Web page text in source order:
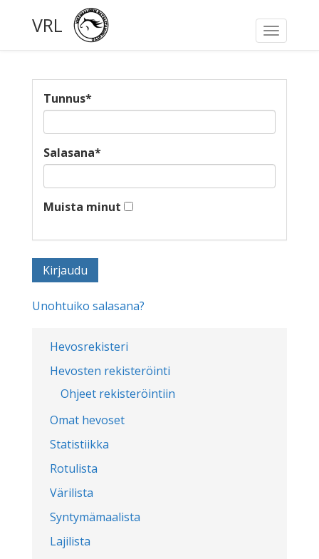
Toggle
VRL
Hevosrekisteri
Hevosten rekisteröinti
Ohjeet rekisteröintiin
Omat hevoset
Statistiikka
Rotulista
Värilista
Syntymämaalista
Lajilista
Tunnus*
Salasana*
Muista minut
Unohtuiko salasana?